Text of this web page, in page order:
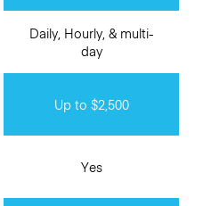
Daily, Hourly, & multi-
day
Up to $2,500
Yes